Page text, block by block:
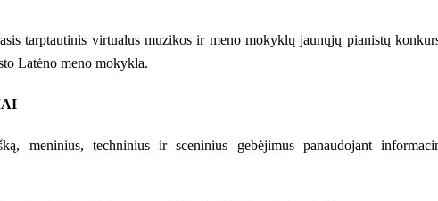
tarptautinis virtualus muzikos ir meno mokyklų jaunųjų pianistų
Latėno meno mokykla.
meninius, techninius ir sceninius gebėjimus panaudojant